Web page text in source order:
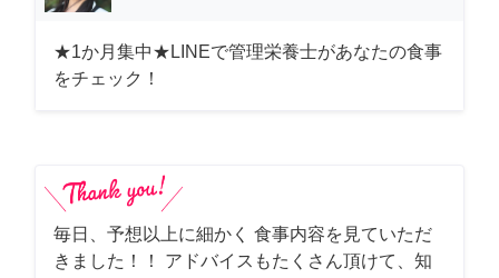
★1か月集中★LINEで管理栄養士があなたの食事
をチェック！
毎日、予想以上に細かく 食事内容を見ていただ
きました！！ アドバイスもたくさん頂けて、知